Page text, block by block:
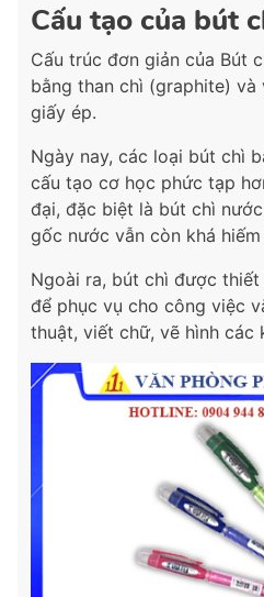
Cấu tạo của bút
Cấu trúc đơn giản của Bút
bằng than chì (graphite)
giấy ép.
Ngày nay, các loại bút chì
cấu tạo cơ học phức tạp
đại, đặc biệt là bút chì
gốc nước vẫn còn khá
Ngoài ra, bút chì được
để phục vụ cho công việc
thuật, viết chữ, vẽ hình các